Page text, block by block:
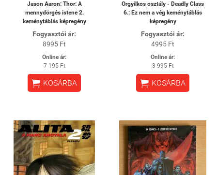
Jason Aaron: Thor: A
mennydörgés istene 2.
keménytáblás képregény
Fogyasztói ár:
8995 Ft
Online ár:
7 195 Ft
 KOSÁRBA
Orgyilkos osztály - Deadly Class
6.: Ez nem a vég keménytáblás
képregény
Fogyasztói ár:
4995 Ft
Online ár:
3 995 Ft
 KOSÁRBA